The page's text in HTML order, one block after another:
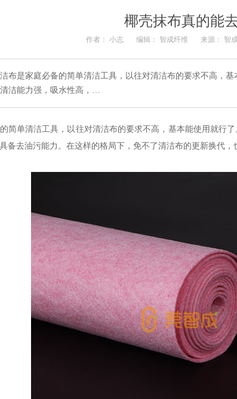
椰壳抹布真的能
作者： 小志 编辑： 智成纤维 来源： 智
布是家庭必备的简单清洁工具，以往对清洁布的要求不高，
洁能力强，吸水性高，…
简单清洁工具，以往对清洁布的要求不高，基本能使用就行
备去油污能力。在这样的格局下，免不了清洁布的更新换代